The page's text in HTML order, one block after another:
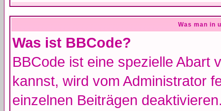
Was man in
Was ist BBCode?
BBCode ist eine spezielle Abart
kannst, wird vom Administrator
einzelnen Beiträgen